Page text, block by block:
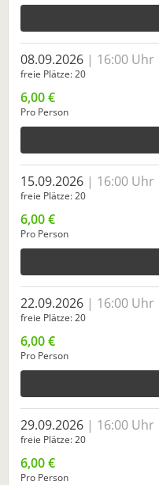
08.09.2026 16:00 Uhr
freie Plätze 20
6,00 €
Pro Person
15.09.2026 16:00 Uhr
freie Plätze 20
6,00 €
Pro Person
22.09.2026 16:00 Uhr
freie Plätze 20
6,00 €
Pro Person
29.09.2026 16:00 Uhr
freie Plätze 20
6,00 €
Pro Person